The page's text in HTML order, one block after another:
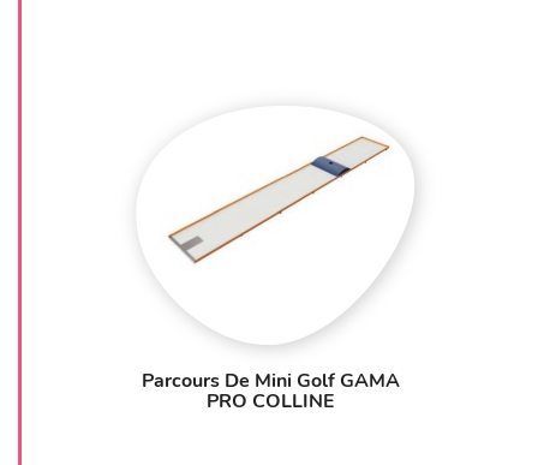
Parcours De Mini Golf GAMA
PRO COLLINE